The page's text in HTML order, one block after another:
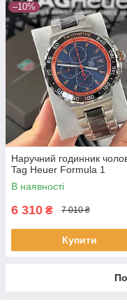
–10%
Наручний годинник
Tag Heuer Formula 1
В наявності
6 310 ₴ 7 010 ₴
Купити